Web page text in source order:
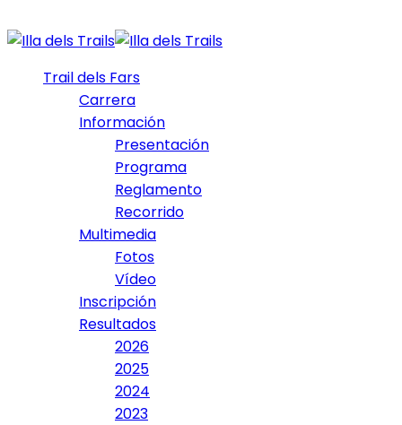
Trail dels Fars
Carrera
Información
Presentación
Programa
Reglamento
Recorrido
Multimedia
Fotos
Vídeo
Inscripción
Resultados
2026
2025
2024
2023